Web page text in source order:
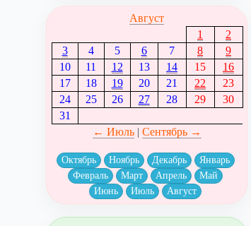
Август
1
2
3
4 5 6 7 8
9
10
11 12 13 14 15
16
17
18 19 20 21 22
23
24
25 26 27 28 29
30
31
← Июль| Сентябрь →
Октябрь Ноябрь Декабрь
Январь
Февраль
Март Апрель
Май
Июнь
Июль Август